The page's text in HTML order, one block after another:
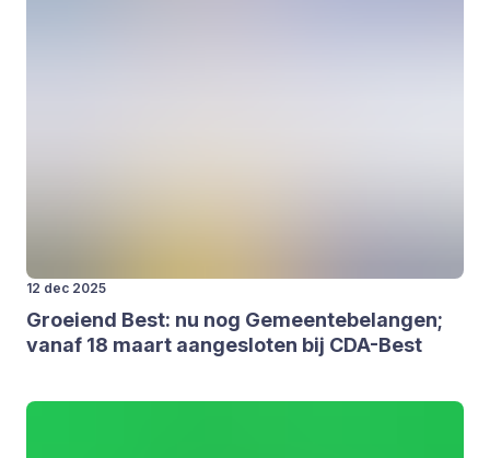
12 dec 2025
Groei­end Best: nu nog Gemeen­te­be­lan­gen;
van­af 18 maart aan­ge­slo­ten bij CDA-Best